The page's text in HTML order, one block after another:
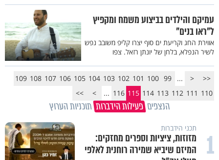
עמיקם והילדים בביצוע משמח ומקפיץ
ל"ראו בנים"
אווירת החג וקריעת ים סוף יצרו קליפ משובב נפש
לשיר הנפלא, בלחן של יונתן רזאל. צפו
<<
<
...
99
100
101
102
103
104
105
106
107
108
109
110
111
112
113
114
115
116
...
>
>>
הנצפים פעילות הידברות תוכניות הערוץ
1 תכני הידברות
מזוזות, ציציות וספרים מחזקים:
המיזם שיביא שמירה רוחנית לאלפי